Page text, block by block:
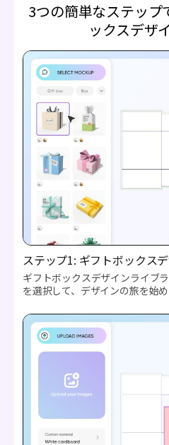
3つの簡単なステップ
ックスデザ
ステップ1: ギフトボックス
ギフトボックスデザインライブ
を選択して、デザインの旅を始め